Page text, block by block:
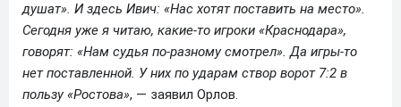
душат». И здесь Ивич: «Нас хотят поставить на место».
Сегодня уже я читаю, какие-то игроки «Краснодара»,
говорят: «Нам судья по-разному смотрел». Да игры-то
нет поставленной. У них по ударам створ ворот 7:2 в
пользу «Ростова», — заявил Орлов.